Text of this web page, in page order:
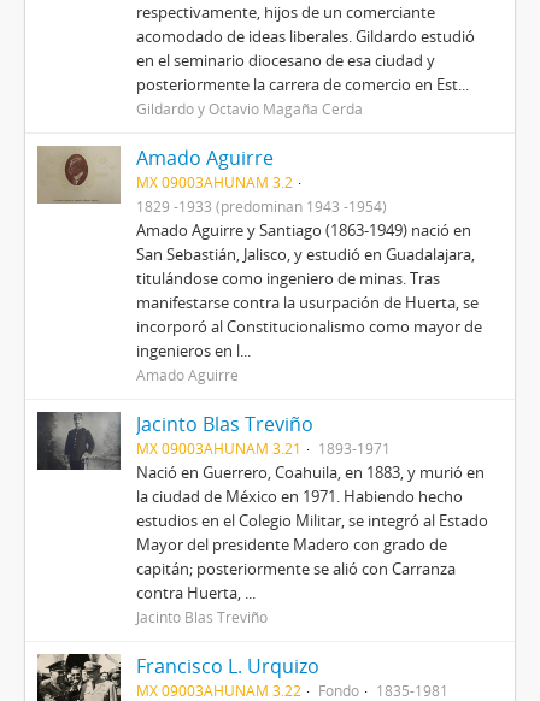
respectivamente, hijos de un comerciante
acomodado de ideas liberales. Gildardo estudió
en el seminario diocesano de esa ciudad y
posteriormente la carrera de comercio en Est...
Gildardo y Octavio Magaña Cerda
Amado Aguirre
MX 09003AHUNAM 3.2
1829 -1933 (predominan 1943 -1954)
Amado Aguirre y Santiago (1863-1949) nació en
San Sebastián, Jalisco, y estudió en Guadalajara,
titulándose como ingeniero de minas. Tras
manifestarse contra la usurpación de Huerta, se
incorporó al Constitucionalismo como mayor de
ingenieros en l...
Amado Aguirre
Jacinto Blas Treviño
MX 09003AHUNAM 3.21 1893-1971
Nació en Guerrero, Coahuila, en 1883, y murió en
la ciudad de México en 1971. Habiendo hecho
estudios en el Colegio Militar, se integró al Estado
Mayor del presidente Madero con grado de
capitán; posteriormente se alió con Carranza
contra Huerta, ...
Jacinto Blas Treviño
Francisco L. Urquizo
MX 09003AHUNAM 3.22 Fondo 1835-1981